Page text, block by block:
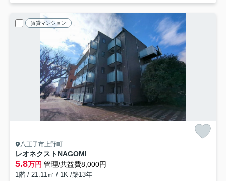
賃貸マンション
八王子市上野町
レオネクストNAGOMI
5.8万円 管理/共益費8,000円
1階 / 21.11㎡ / 1K /築13年